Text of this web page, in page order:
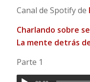
Canal de Spotify de
Charlando sobre
La mente detrás
Parte 1